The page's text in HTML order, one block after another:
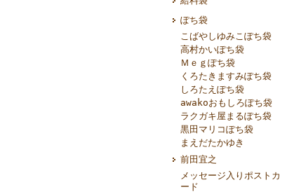
ぽち袋
こばやしゆみこぽち袋
高村かいぽち袋
Ｍｅｇぽち袋
くろたきますみぽち袋
しろたえぽち袋
awakoおもしろぽち袋
ラクガキ屋まるぽち袋
黒田マリコぽち袋
まえだたかゆき
前田宜之
メッセージ入りポストカ
ード